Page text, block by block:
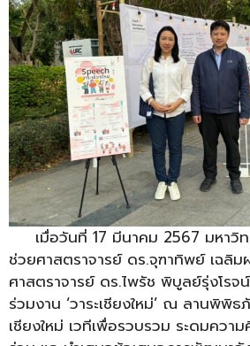
เมื่อวันที่ 17 มีนาคม 2567 มหาวิท
ช่วยศาสตราจารย์ ดร.จุฑาทิพย์ เฉลิม
ศาสตราจารย์ ดร.ไพรัช พิบูลย์รุ่งโรจ
ร่วมงาน ‘วาระเชียงใหม่’ ณ ลานพิพิ
เชียงใหม่ เวทีเพื่อรวบรวม ระดมควา